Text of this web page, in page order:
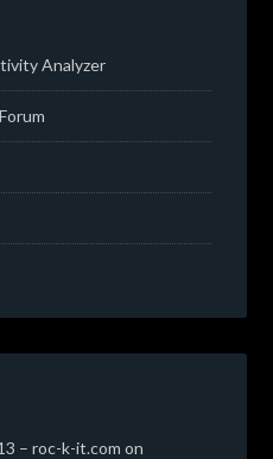
Analyzer
– roc-k-it.com on